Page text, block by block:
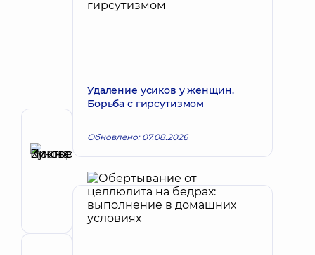
Автор
Викторовна
Дерматовенеролог;
Дерматовенеролог
детский;
Запись к врачу
Удаление усиков у женщин.
Борьба с гирсутизмом
Обновлено: 07.08.2026